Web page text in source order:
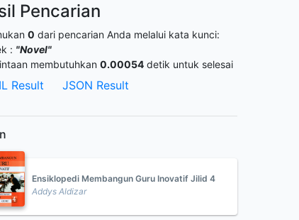
Pencarian
0 dari pencarian Anda melalui kata kunci:
: "Novel"
membutuhkan 0.00054 detik untuk selesai
Result JSON Result
Ensiklopedi Membangun Guru Inovatif Jilid 4
Addys Aldizar